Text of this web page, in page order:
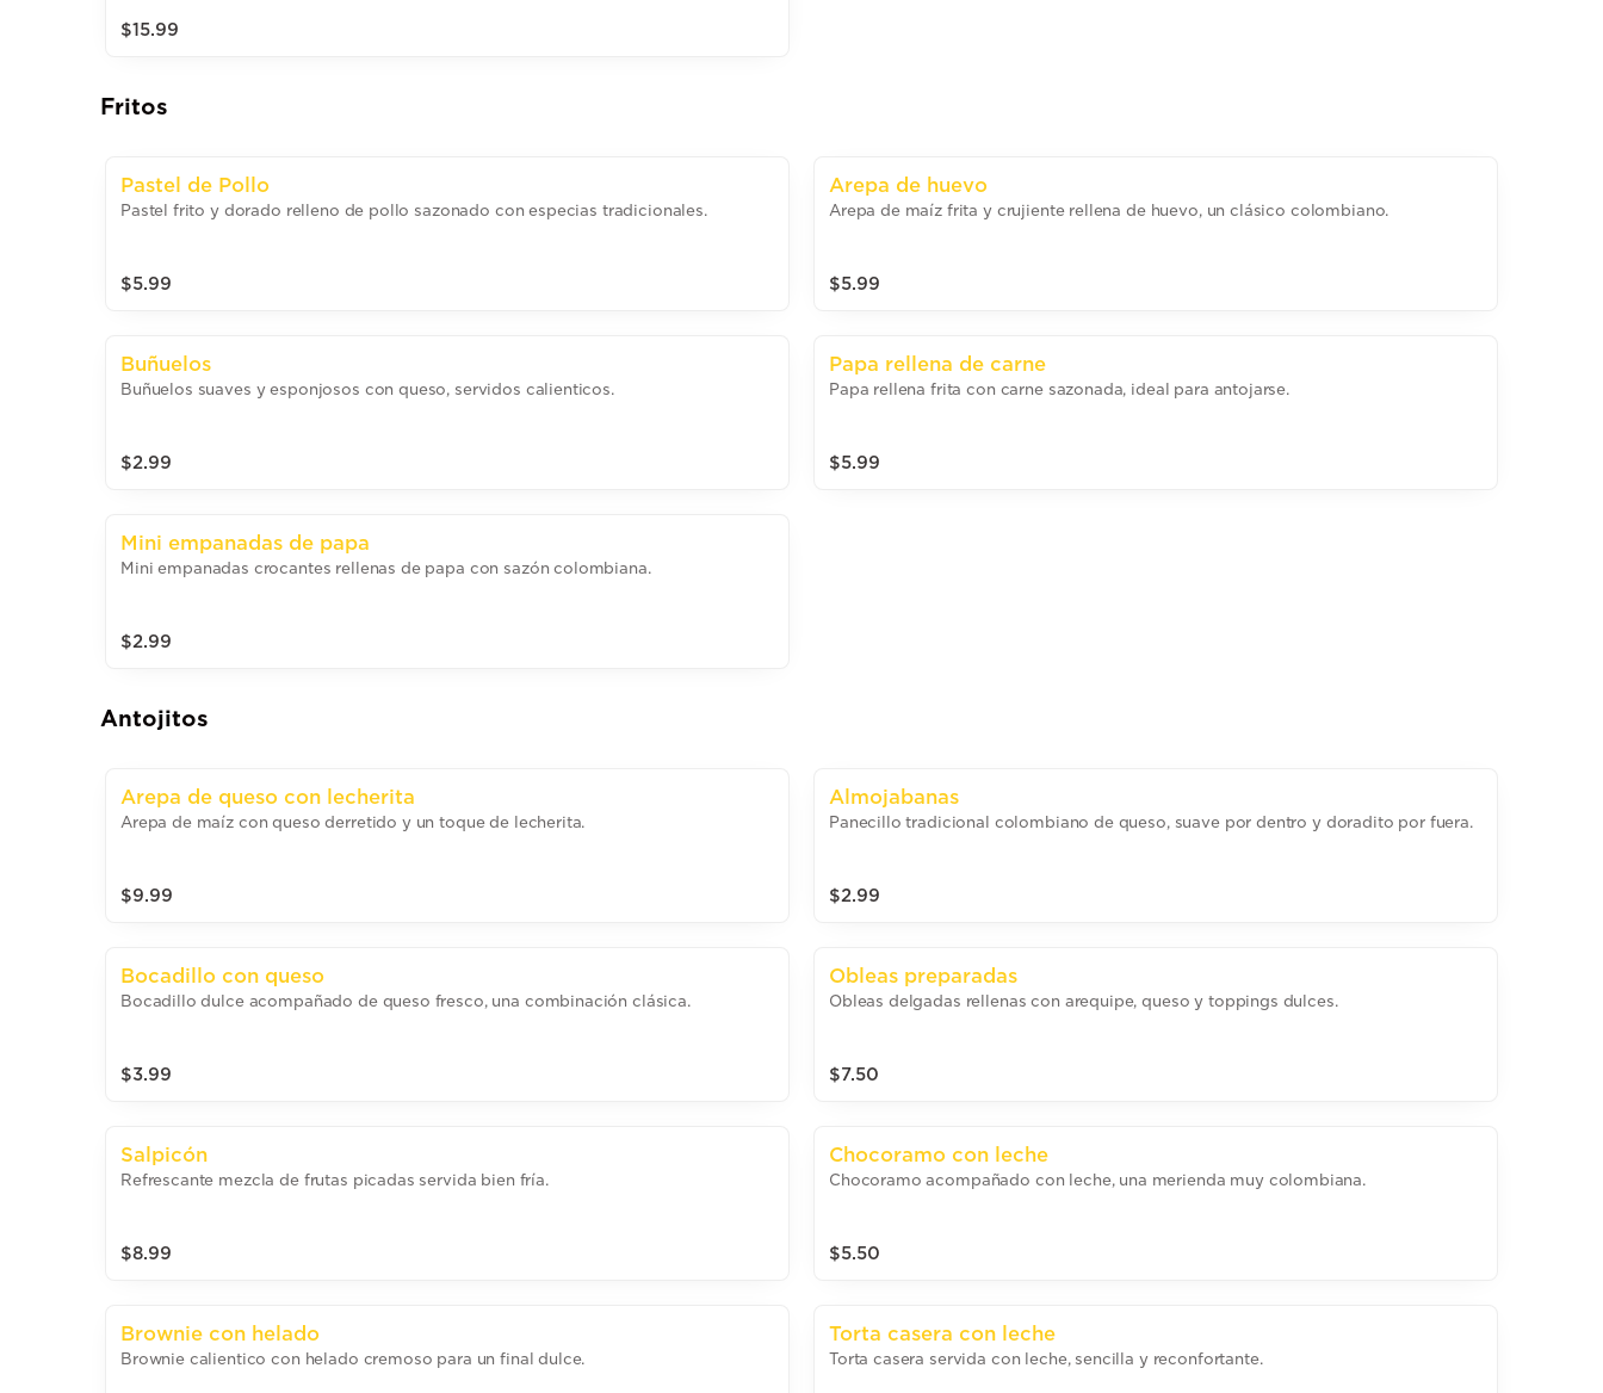
$15.99
Fritos
Pastel de Pollo
Pastel frito y dorado relleno de pollo sazonado con especias tradicionales.
$5.99
Arepa de huevo
Arepa de maíz frita y crujiente rellena de huevo, un clásico colombiano.
$5.99
Buñuelos
Buñuelos suaves y esponjosos con queso, servidos calienticos.
$2.99
Papa rellena de carne
Papa rellena frita con carne sazonada, ideal para antojarse.
$5.99
Mini empanadas de papa
Mini empanadas crocantes rellenas de papa con sazón colombiana.
$2.99
Antojitos
Arepa de queso con lecherita
Arepa de maíz con queso derretido y un toque de lecherita.
$9.99
Almojabanas
Panecillo tradicional colombiano de queso, suave por dentro y doradito por fuera.
$2.99
Bocadillo con queso
Bocadillo dulce acompañado de queso fresco, una combinación clásica.
$3.99
Obleas preparadas
Obleas delgadas rellenas con arequipe, queso y toppings dulces.
$7.50
Salpicón
Refrescante mezcla de frutas picadas servida bien fría.
$8.99
Chocoramo con leche
Chocoramo acompañado con leche, una merienda muy colombiana.
$5.50
Brownie con helado
Brownie calientico con helado cremoso para un final dulce.
Torta casera con leche
Torta casera servida con leche, sencilla y reconfortante.